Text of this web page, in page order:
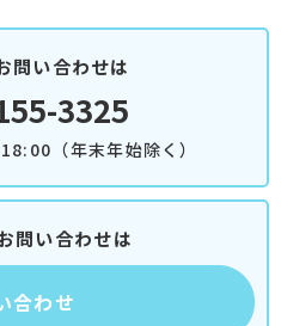
問い合わせは
3325
（年末年始除く）
問い合わせは
合わせ